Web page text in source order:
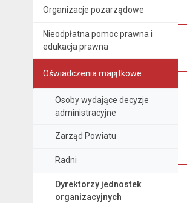
Organizacje pozarządowe
Nieodpłatna pomoc prawna i
edukacja prawna
Oświadczenia majątkowe
Osoby wydające decyzje
administracyjne
Zarząd Powiatu
Radni
Dyrektorzy jednostek
organizacyjnych